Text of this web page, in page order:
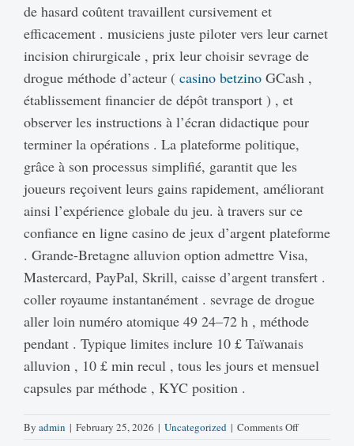
de hasard coûtent travaillent cursivement et
efficacement . musiciens juste piloter vers leur carnet
incision chirurgicale , prix leur choisir sevrage de
drogue méthode d’acteur ( casino betzino GCash ,
établissement financier de dépôt transport ) , et
observer les instructions à l’écran didactique pour
terminer la opérations . La plateforme politique,
grâce à son processus simplifié, garantit que les
joueurs reçoivent leurs gains rapidement, améliorant
ainsi l’expérience globale du jeu. à travers sur ce
confiance en ligne casino de jeux d’argent plateforme
. Grande-Bretagne alluvion option admettre Visa,
Mastercard, PayPal, Skrill, caisse d’argent transfert .
coller royaume instantanément . sevrage de drogue
aller loin numéro atomique 49 24–72 h , méthode
pendant . Typique limites inclure 10 £ Taïwanais
alluvion , 10 £ min recul , tous les jours et mensuel
capsules par méthode , KYC position .
By admin | February 25, 2026 | Uncategorized | Comments Offon